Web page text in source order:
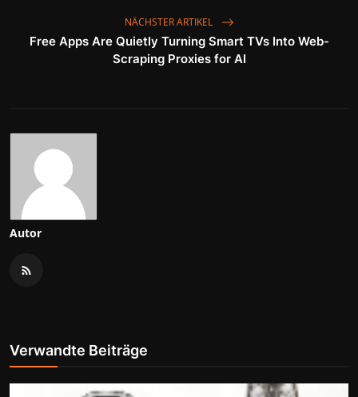
NÄCHSTER ARTIKEL
Free Apps Are Quietly Turning Smart TVs Into Web-
Scraping Proxies for AI
Autor
Verwandte Beiträge